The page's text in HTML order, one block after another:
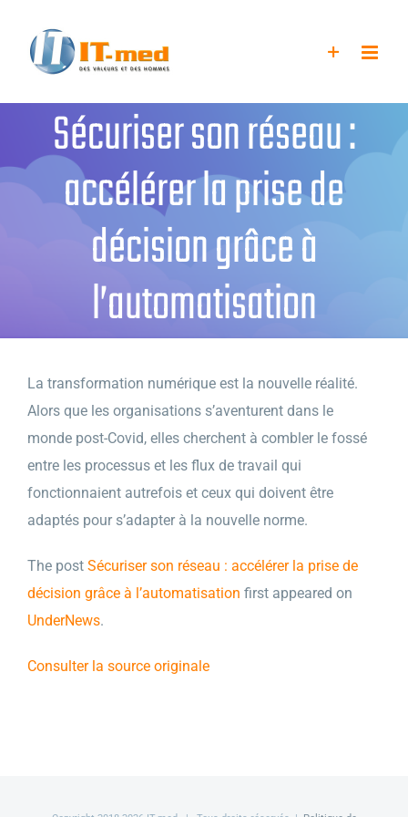
contenu
Sécuriser son réseau :
accélérer la prise de
décision grâce à
l’automatisation
La transformation numérique est la nouvelle réalité.
Alors que les organisations s’aventurent dans le
monde post-Covid, elles cherchent à combler le fossé
entre les processus et les flux de travail qui
fonctionnaient autrefois et ceux qui doivent être
adaptés pour s’adapter à la nouvelle norme.
The post Sécuriser son réseau : accélérer la prise de
décision grâce à l’automatisation first appeared on
UnderNews.
Consulter la source originale